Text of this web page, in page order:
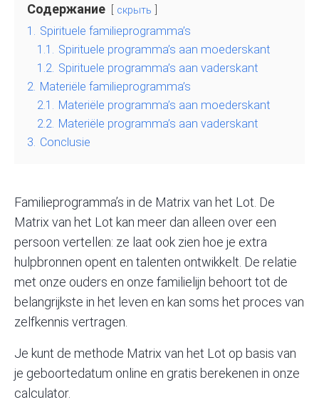
Содержание скрыть
1. Spirituele familieprogramma’s
1.1. Spirituele programma’s aan moederskant
1.2. Spirituele programma’s aan vaderskant
2. Materiële familieprogramma’s
2.1. Materiële programma’s aan moederskant
2.2. Materiële programma’s aan vaderskant
3. Conclusie
Familieprogramma’s in de Matrix van het Lot. De
Matrix van het Lot kan meer dan alleen over een
persoon vertellen: ze laat ook zien hoe je extra
hulpbronnen opent en talenten ontwikkelt. De relatie
met onze ouders en onze familielijn behoort tot de
belangrijkste in het leven en kan soms het proces van
zelfkennis vertragen.
Je kunt de methode Matrix van het Lot op basis van
je geboortedatum online en gratis berekenen in onze
calculator.